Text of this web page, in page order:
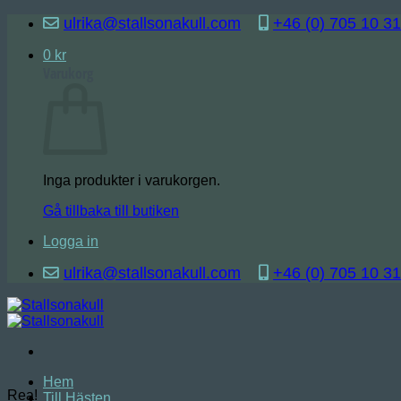
Skip
content
ulrika@stallsonakull.com +46 (0) 705 10
0 kr
Inga produkter i varukorgen.
Gå tillbaka till butiken
Logga in
ulrika@stallsonakull.com +46 (0) 705 10
Hem
Till Hästen
Rea!